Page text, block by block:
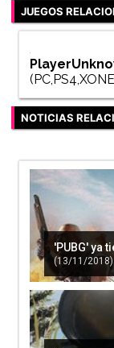
JUEGOS
NOTICIAS
'PUBG' ya
(13/11/2018)